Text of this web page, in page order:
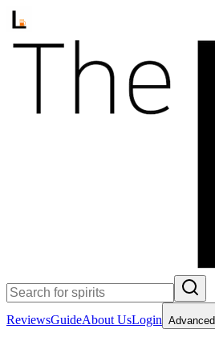
ReviewsGuideAbout UsLogin Advanced